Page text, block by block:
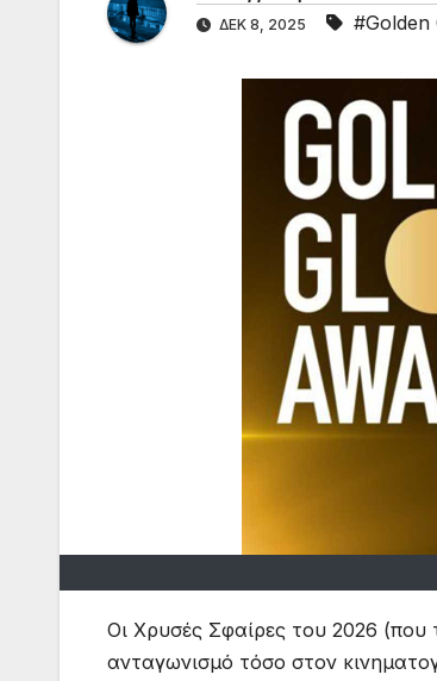
ΔΕΚ 8, 2025 #Golden
Οι Χρυσές Σφαίρες του 2026 (που
ανταγωνισμό τόσο στον